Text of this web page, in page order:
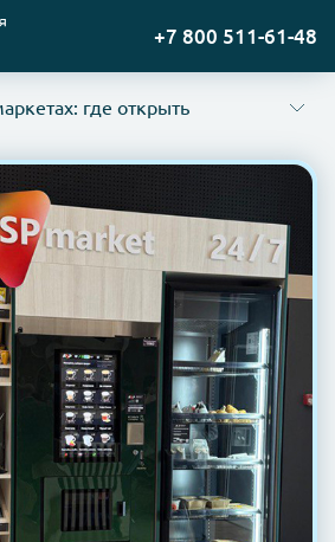
+7 800 511-61-48
где открыть
бизнеса на микромаркетах
лучше всего?
бизнеса на микромаркетах